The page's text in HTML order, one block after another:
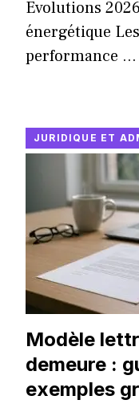
Évolutions
énergétique
performance ...
JURIDIQUE ET
Modèle
demeure :
exemples